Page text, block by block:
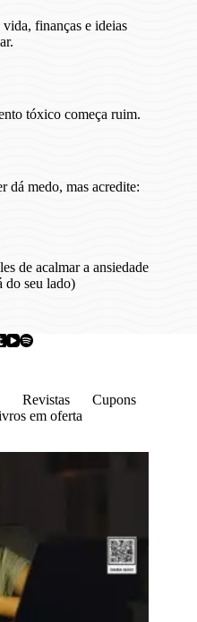
finanças e ideias
tóxico começa ruim.
medo, mas acredite:
de acalmar a ansiedade
do seu lado)
Revistas
Cupons
em oferta